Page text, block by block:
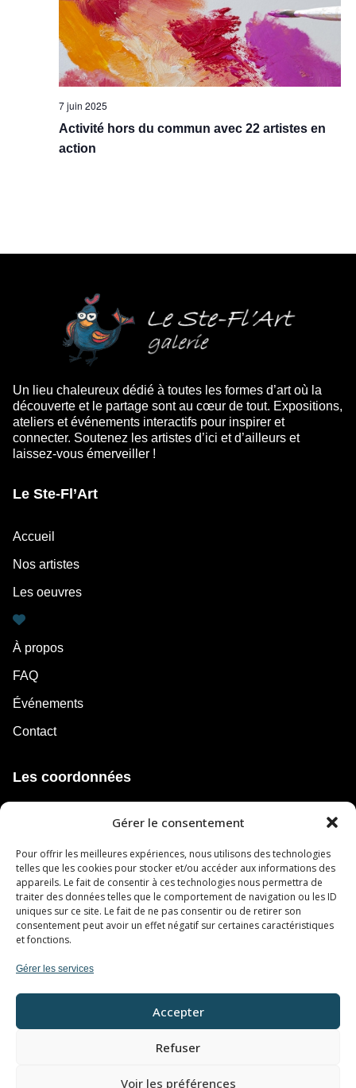
Gérer le consentement
Pour offrir les meilleures expériences, nous utilisons des technologies
telles que les cookies pour stocker et/ou accéder aux informations des
appareils. Le fait de consentir à ces technologies nous permettra de
traiter des données telles que le comportement de navigation ou les ID
uniques sur ce site. Le fait de ne pas consentir ou de retirer son
consentement peut avoir un effet négatif sur certaines caractéristiques
et fonctions.
Gérer les services
Accepter
Refuser
Voir les préférences
7 juin 2025
Activité hors du commun avec 22 artistes en
action
Un lieu chaleureux dédié à toutes les formes d’art où la
découverte et le partage sont au cœur de tout. Expositions,
ateliers et événements interactifs pour inspirer et
connecter. Soutenez les artistes d’ici et d’ailleurs et
laissez-vous émerveiller !
Le Ste-Fl’Art
Accueil
Nos artistes
Les oeuvres
À propos
FAQ
Événements
Contact
Les coordonnées
Shawinigan, QC, Canada, Quebec
514 627-2527
infogaleriesteflart@gmail.com
Heures d’ouvertures
Mercredi au Samedi de 17h à 21h